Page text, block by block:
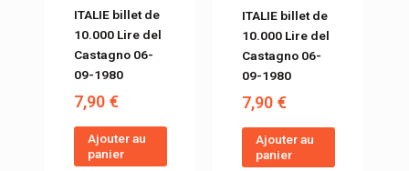
ITALIE billet de
10.000 Lire del
Castagno 06-
09-1980
7,90€
Ajouter au
panier
ITALIE billet de
10.000 Lire del
Castagno 06-
09-1980
7,90€
Ajouter au
panier